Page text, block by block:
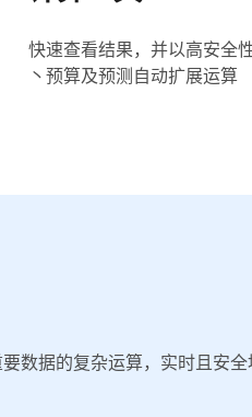
快速查看结果，并以高安全
丶预算及预测自动扩展运算
数据的复杂运算，实时且安